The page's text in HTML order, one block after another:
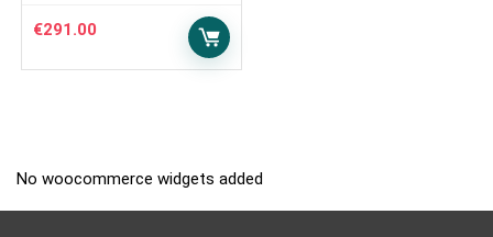
€291.00
No woocommerce widgets added